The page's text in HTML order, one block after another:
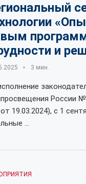
и
3 мин.
России
19.03.2024), с 1
…